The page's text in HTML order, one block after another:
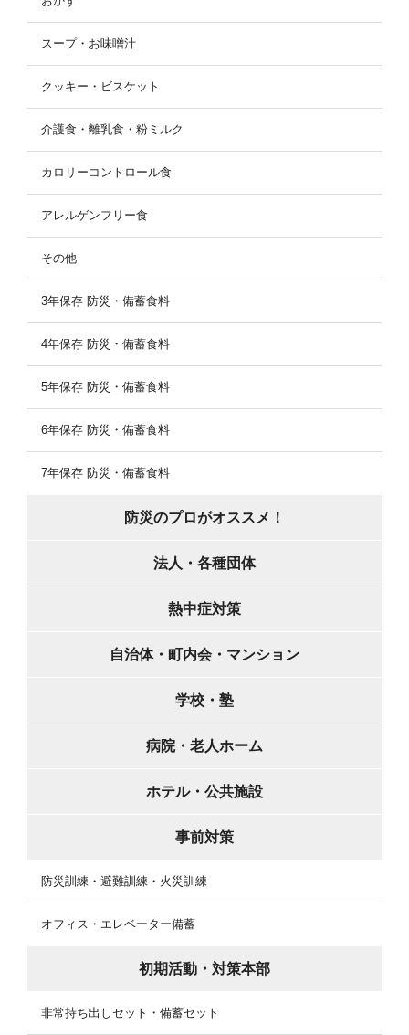
スープ・お味噌汁
クッキー・ビスケット
介護食・離乳食・粉ミルク
カロリーコントロール食
アレルゲンフリー食
その他
3年保存 防災・備蓄食料
4年保存 防災・備蓄食料
5年保存 防災・備蓄食料
6年保存 防災・備蓄食料
7年保存 防災・備蓄食料
防災のプロがオススメ！
法人・各種団体
熱中症対策
自治体・町内会・マンション
学校・塾
病院・老人ホーム
ホテル・公共施設
事前対策
防災訓練・避難訓練・火災訓練
オフィス・エレベーター備蓄
初期活動・対策本部
非常持ち出しセット・備蓄セット